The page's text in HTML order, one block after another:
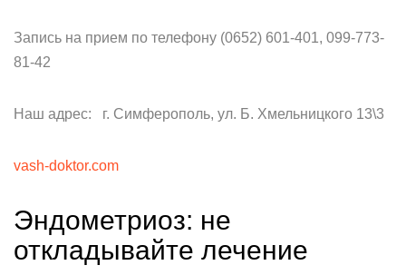
Запись на прием по телефону (0652) 601-401, 099-773-
81-42
Наш адрес: г. Симферополь, ул. Б. Хмельницкого 13\3
vash-doktor.com
Эндометриоз: не
откладывайте лечение